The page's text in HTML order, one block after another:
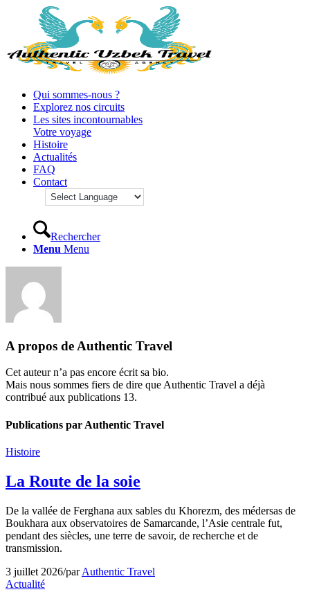
Qui sommes-nous ?
Explorez nos circuits
Les sites incontournables
Votre voyage
Histoire
Actualités
FAQ
Contact
Rechercher
Menu Menu
A propos de Authentic Travel
Cet auteur n’a pas encore écrit sa bio.
Mais nous sommes fiers de dire queAuthentic Travel a déjà
contribué aux publications 13.
Publications par Authentic Travel
Histoire
La Route de la soie
De la vallée de Ferghana aux sables du Khorezm, des médersas de
Boukhara aux observatoires de Samarcande, l’Asie centrale fut,
pendant des siècles, une terre de savoir, de recherche et de
transmission.
3 juillet 2026/parAuthentic Travel
Actualité